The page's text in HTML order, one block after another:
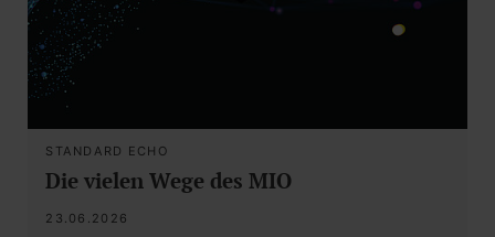
STANDARD ECHO
Die vielen Wege des MIO
23.06.2026